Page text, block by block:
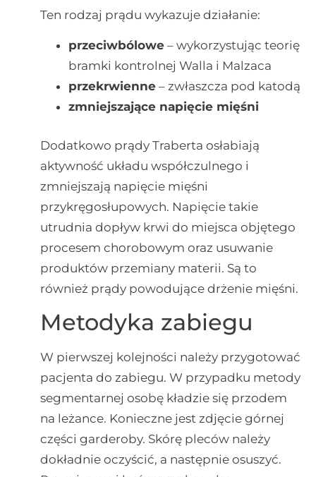
Ten rodzaj prądu wykazuje działanie:
przeciwbólowe– wykorzystując teorię
bramki kontrolnej Walla i Malzaca
przekrwienne– zwłaszcza pod katodą
zmniejszające napięcie mięśni
Dodatkowo prądy Traberta osłabiają
aktywność układu współczulnego i
zmniejszają napięcie mięśni
przykręgosłupowych. Napięcie takie
utrudnia dopływ krwi do miejsca objętego
procesem chorobowym oraz usuwanie
produktów przemiany materii. Są to
również prądy powodujące drżenie mięśni.
Metodyka zabiegu
W pierwszej kolejności należy przygotować
pacjenta do zabiegu. W przypadku metody
segmentarnej osobę kładzie się przodem
na leżance. Konieczne jest zdjęcie górnej
części garderoby. Skórę pleców należy
dokładnie oczyścić, a następnie osuszyć.